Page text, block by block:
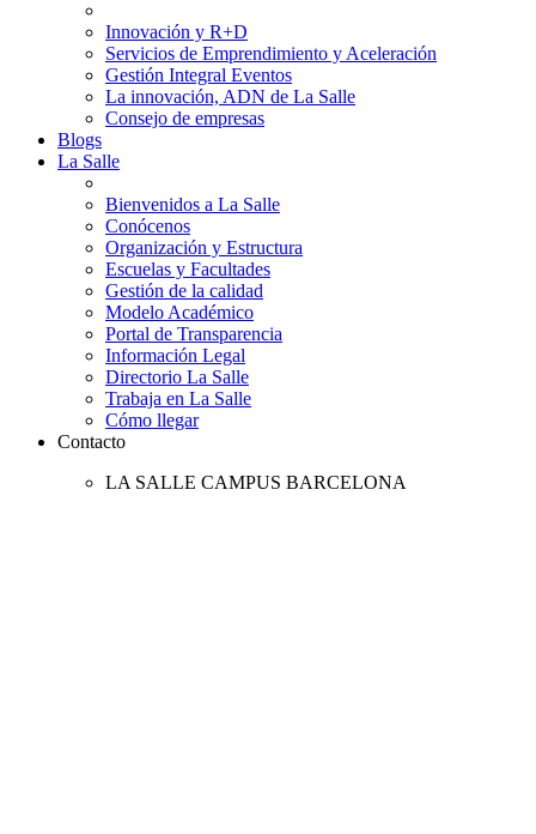
Innovación y R+D
Servicios de Emprendimiento y Aceleración
Gestión Integral Eventos
La innovación, ADN de La Salle
Consejo de empresas
Blogs
La Salle
Bienvenidos a La Salle
Conócenos
Organización y Estructura
Escuelas y Facultades
Gestión de la calidad
Modelo Académico
Portal de Transparencia
Información Legal
Directorio La Salle
Trabaja en La Salle
Cómo llegar
Contacto
LA SALLE CAMPUS BARCELONA